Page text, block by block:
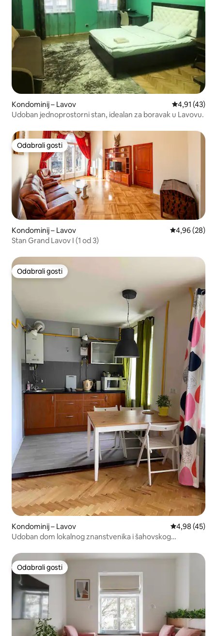
Kondominij – Lavov Prosječna
4,91 (43)
Udoban jednoprostorni stan, idealan za boravak u Lavovu.
Odabrali gosti
Odabrali gosti
Kondominij – Lavov Prosječna
4,96 (28)
Stan Grand Lavov I (1 od 3)
Odabrali gosti
Odabrali gosti
Kondominij – Lavov Prosječna
4,98 (45)
Udoban dom lokalnog znanstvenika i šahovskog
Odabrali gosti
Odabrali gosti